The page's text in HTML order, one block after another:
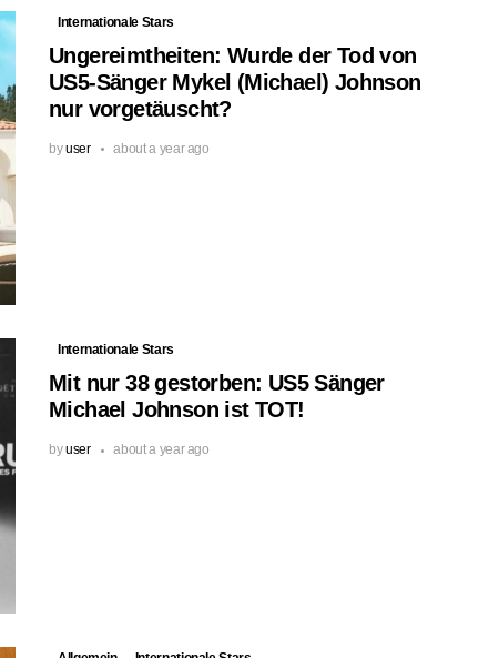
Internationale Stars
Ungereimtheiten: Wurde der Tod von
US5-Sänger Mykel (Michael) Johnson
nur vorgetäuscht?
byuser about a year ago
Internationale Stars
Mit nur 38 gestorben: US5 Sänger
Michael Johnson ist TOT!
byuser about a year ago